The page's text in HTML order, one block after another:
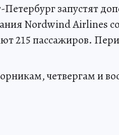
запустят
Nordwind Airlines
215 пассажиров.
четвергам и